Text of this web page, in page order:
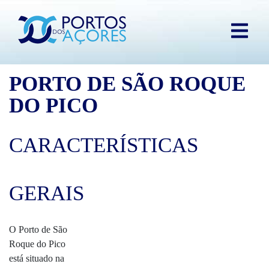
PORTO DE SÃO ROQUE
DO PICO
CARACTERÍSTICAS
GERAIS
O Porto de São
Roque do Pico
está situado na